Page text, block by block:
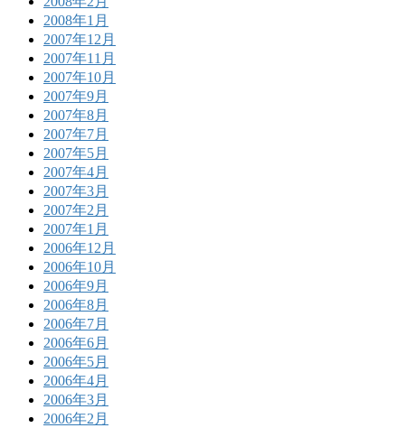
2008年1月
2007年12月
2007年11月
2007年10月
2007年9月
2007年8月
2007年7月
2007年5月
2007年4月
2007年3月
2007年2月
2007年1月
2006年12月
2006年10月
2006年9月
2006年8月
2006年7月
2006年6月
2006年5月
2006年4月
2006年3月
2006年2月